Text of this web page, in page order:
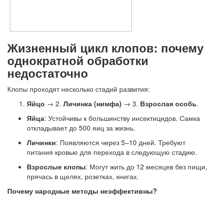
Жизненный цикл клопов: почему
однократной обработки
недостаточно
Клопы проходят несколько стадий развития:
Яйцо → 2. Личинка (нимфа) → 3. Взрослая особь.
Яйца: Устойчивы к большинству инсектицидов. Самка
откладывает до 500 яиц за жизнь.
Личинки: Появляются через 5–10 дней. Требуют
питания кровью для перехода в следующую стадию.
Взрослые клопы: Могут жить до 12 месяцев без пищи,
прячась в щелях, розетках, книгах.
Почему народные методы неэффективны?